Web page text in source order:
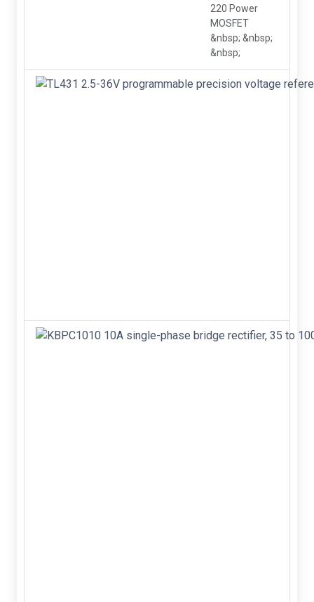
220 Power
MOSFET
&nbsp; &nbsp;
&nbsp;